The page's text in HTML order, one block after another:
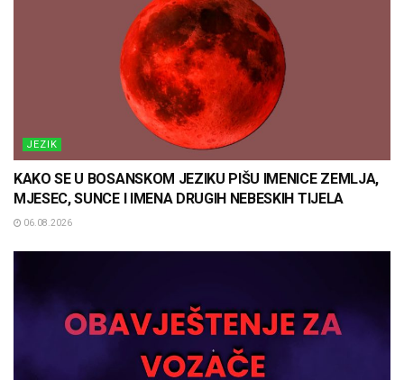
JEZIK
KAKO SE U BOSANSKOM JEZIKU PIŠU IMENICE ZEMLJA,
MJESEC, SUNCE I IMENA DRUGIH NEBESKIH TIJELA
06.08.2026